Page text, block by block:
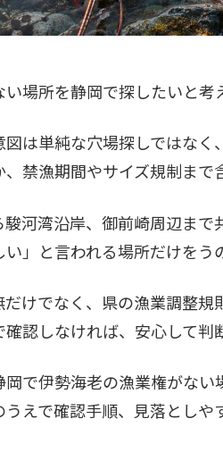
場所を静岡で探したいと考
図は単純な穴場探しではな
禁漁期間やサイズ規制まで
河湾沿岸、御前崎周辺ま
」と言われる場所だけをう
だけでなく、県の漁業調整
認しなければ、安心して判
で伊勢海老の漁業権がな
えで確認手順、見落とし